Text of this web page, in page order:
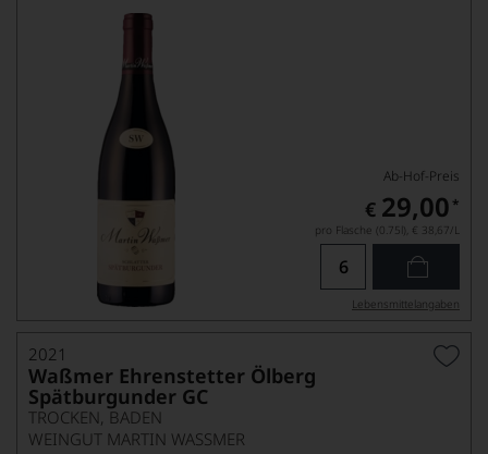
Ab-Hof-Preis
€ 29,00 *
pro Flasche (0.75l), € 38,67/L
Lebensmittel­angaben
2021
Waßmer Ehrenstetter Ölberg
Spätburgunder GC
TROCKEN, BADEN
WEINGUT MARTIN WASSMER